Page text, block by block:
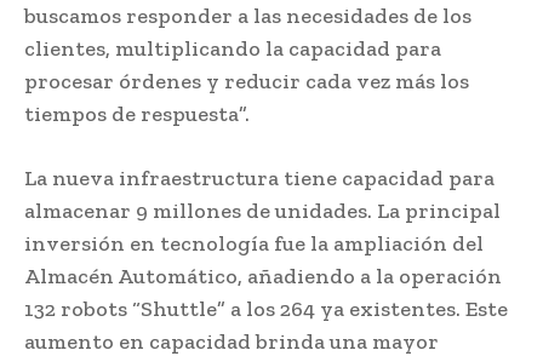
buscamos responder a las necesidades de los
clientes, multiplicando la capacidad para
procesar órdenes y reducir cada vez más los
tiempos de respuesta”.
La nueva infraestructura tiene capacidad para
almacenar 9 millones de unidades. La principal
inversión en tecnología fue la ampliación del
Almacén Automático, añadiendo a la operación
132 robots “Shuttle” a los 264 ya existentes. Este
aumento en capacidad brinda una mayor